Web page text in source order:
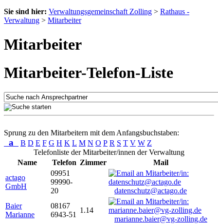
Sie sind hier: Verwaltungsgemeinschaft Zolling > Rathaus -
Verwaltung > Mitarbeiter
Mitarbeiter
Mitarbeiter-Telefon-Liste
Sprung zu den Mitarbeitern mit dem Anfangsbuchstaben:
a B D E F G H K L M N O P R S T V W Z
Telefonliste der Mitarbeiter/innen der Verwaltung
Name
Telefon Zimmer
Mail
actago
GmbH
09951
99990-
20
datenschutz@actago.de
Baier
Marianne
08167
6943-51
1.14
marianne.baier@vg-zolling.de